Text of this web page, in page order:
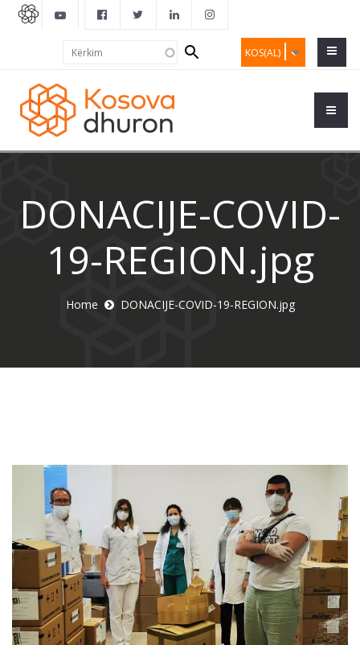
KOS(AL)
Search
form
DONACIJE-COVID-
19-REGION.jpg
Home DONACIJE-COVID-19-REGION.jpg